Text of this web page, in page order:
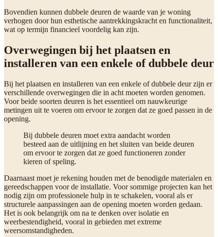
Bovendien kunnen dubbele deuren de waarde van je woning
verhogen door hun esthetische aantrekkingskracht en functionaliteit,
wat op termijn financieel voordelig kan zijn.
Overwegingen bij het plaatsen en
installeren van een enkele of dubbele deur
Bij het plaatsen en installeren van een enkele of dubbele deur zijn er
verschillende overwegingen die in acht moeten worden genomen.
Voor beide soorten deuren is het essentieel om nauwkeurige
metingen uit te voeren om ervoor te zorgen dat ze goed passen in de
opening.
Bij dubbele deuren moet extra aandacht worden
besteed aan de uitlijning en het sluiten van beide deuren
om ervoor te zorgen dat ze goed functioneren zonder
kieren of speling.
Daarnaast moet je rekening houden met de benodigde materialen en
gereedschappen voor de installatie. Voor sommige projecten kan het
nodig zijn om professionele hulp in te schakelen, vooral als er
structurele aanpassingen aan de opening moeten worden gedaan.
Het is ook belangrijk om na te denken over isolatie en
weerbestendigheid, vooral in gebieden met extreme
weersomstandigheden.